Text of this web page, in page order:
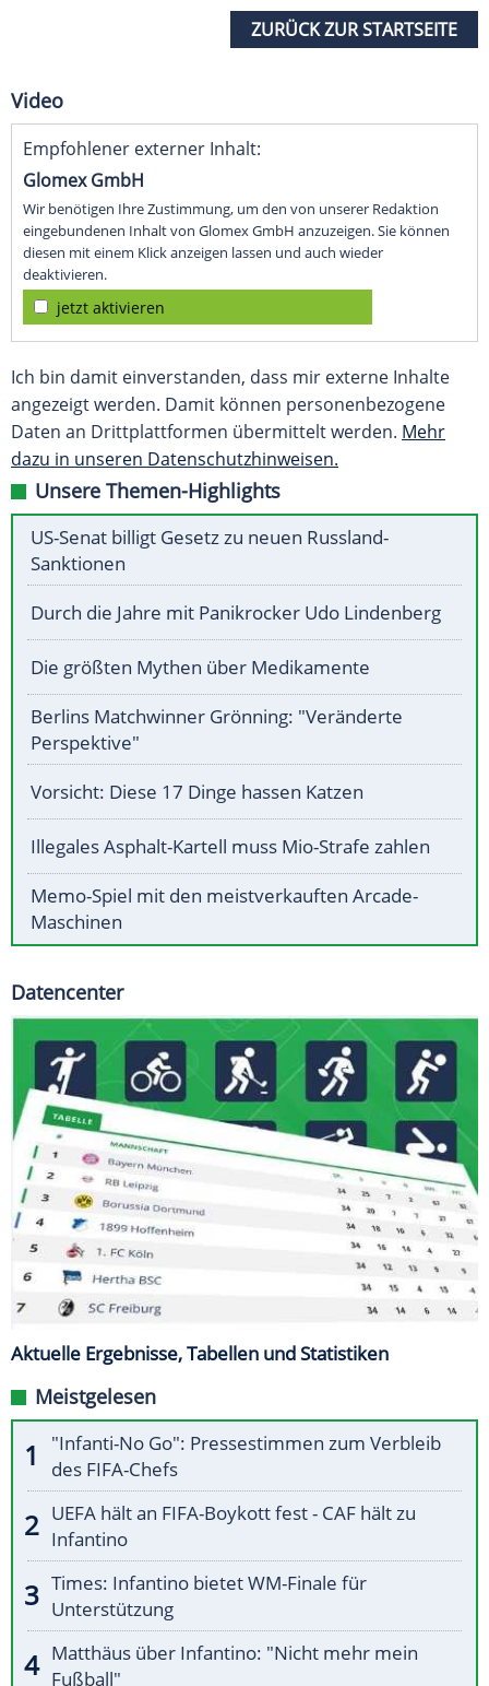
ZURÜCK ZUR STARTSEITE
Video
Empfohlener externer Inhalt:
Glomex GmbH
Wir benötigen Ihre Zustimmung, um den von unserer Redaktion
eingebundenen Inhalt von Glomex GmbH anzuzeigen. Sie können
diesen mit einem Klick anzeigen lassen und auch wieder
deaktivieren.
jetzt aktivieren
Ich bin damit einverstanden, dass mir externe Inhalte
angezeigt werden. Damit können personenbezogene
Daten an Drittplattformen übermittelt werden. Mehr
dazu in unseren Datenschutzhinweisen.
Unsere Themen-Highlights
US-Senat billigt Gesetz zu neuen Russland-
Sanktionen
Durch die Jahre mit Panikrocker Udo Lindenberg
Die größten Mythen über Medikamente
Berlins Matchwinner Grönning: "Veränderte
Perspektive"
Vorsicht: Diese 17 Dinge hassen Katzen
Illegales Asphalt-Kartell muss Mio-Strafe zahlen
Memo-Spiel mit den meistverkauften Arcade-
Maschinen
Datencenter
Aktuelle Ergebnisse, Tabellen und Statistiken
Meistgelesen
"Infanti-No Go": Pressestimmen zum Verbleib
des FIFA-Chefs
UEFA hält an FIFA-Boykott fest - CAF hält zu
Infantino
Times: Infantino bietet WM-Finale für
Unterstützung
Matthäus über Infantino: "Nicht mehr mein
Fußball"